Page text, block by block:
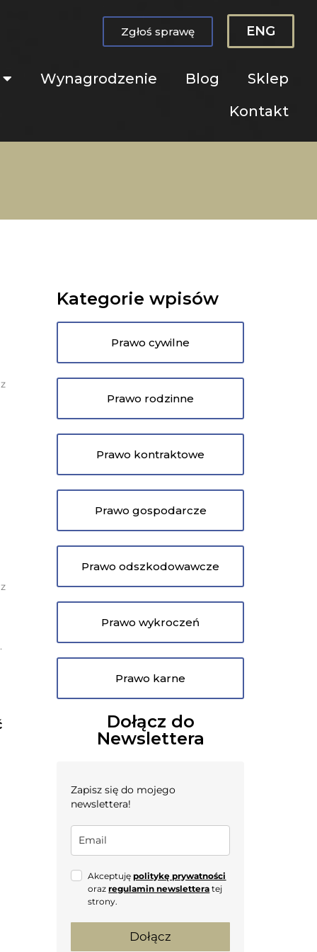
Zgłoś sprawę ENG
Wynagrodzenie Blog
Sklep
Kontakt
Kategorie wpisów
Prawo cywilne
Prawo rodzinne
Prawo kontraktowe
Prawo gospodarcze
Prawo odszkodowawcze
Prawo wykroczeń
Prawo karne
Dołącz do
Newslettera
Zapisz się do mojego
newslettera!
Akceptujępolitykę prywatności
orazregulamin newslettera tej
strony.
Dołącz